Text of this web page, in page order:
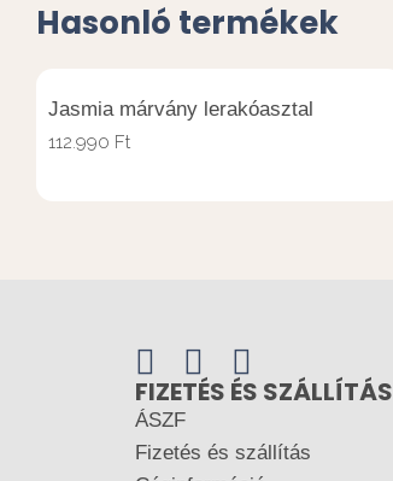
Hasonló termékek
Jasmia márvány lerakóasztal
112.990 Ft
FIZETÉS ÉS SZÁLLÍTÁS
ÁSZF
Fizetés és szállítás